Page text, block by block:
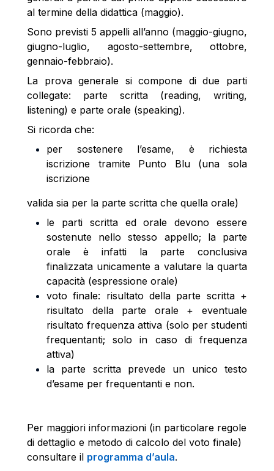
al termine della didattica (maggio).
Sono previsti 5 appelli all’anno (maggio-giugno,
giugno-luglio, agosto-settembre, ottobre,
gennaio-febbraio).
La prova generale si compone di due parti
collegate: parte scritta (reading, writing,
listening) e parte orale (speaking).
Si ricorda che:
per sostenere l’esame, è richiesta
iscrizione tramite Punto Blu (una sola
iscrizione
valida sia per la parte scritta che quella orale)
le parti scritta ed orale devono essere
sostenute nello stesso appello; la parte
orale è infatti la parte conclusiva
finalizzata unicamente a valutare la quarta
capacità (espressione orale)
voto finale: risultato della parte scritta +
risultato della parte orale + eventuale
risultato frequenza attiva (solo per studenti
frequentanti; solo in caso di frequenza
attiva)
la parte scritta prevede un unico testo
d’esame per frequentanti e non.
Per maggiori informazioni (in particolare regole
di dettaglio e metodo di calcolo del voto finale)
consultare il programma d’aula.